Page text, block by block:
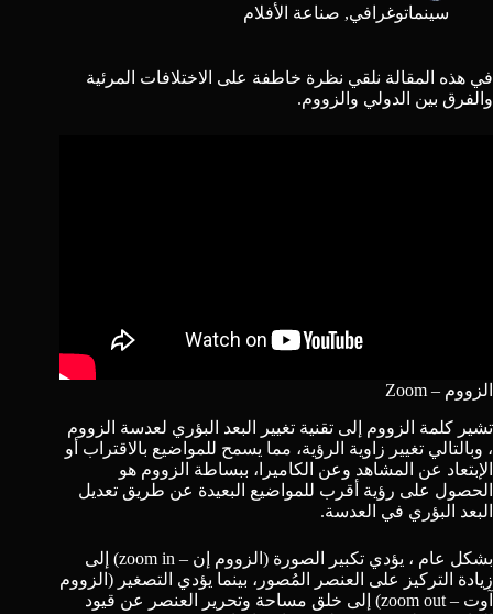
سينماتوغرافي, صناعة الأفلام
في هذه المقالة نلقي نظرة خاطفة على الاختلافات المرئية
والفرق بين الدولي والزووم.
الزووم – Zoom
تشير كلمة الزووم إلى تقنية تغيير
البعد البؤري لعدسة الزووم
، وبالتالي تغيير زاوية الرؤية، مما يسمح للمواضيع بالاقتراب أو
الإبتعاد عن المشاهد وعن الكاميرا، ببساطة الزووم هو
الحصول على رؤية أقرب للمواضيع البعيدة عن طريق تعديل
البعد البؤري في العدسة.
بشكل عام ، يؤدي تكبير الصورة (الزووم إن – zoom in) إلى
زيادة التركيز على العنصر المُصور، بينما يؤدي التصغير (الزووم
آوت – zoom out) إلى خلق مساحة وتحرير العنصر عن قيود